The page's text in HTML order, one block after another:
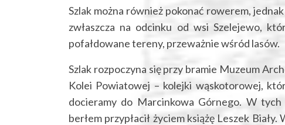
Szlak można również pokonać rowerem,
zwłaszcza na odcinku od wsi Szelejewo,
pofałdowane tereny, przeważnie wśród lasów.
Szlak rozpoczyna się przy bramie Muzeum
Kolei Powiatowej – kolejki wąskotorowej,
docieramy do Marcinkowa Górnego. W
berłem przypłacił życiem książę Leszek